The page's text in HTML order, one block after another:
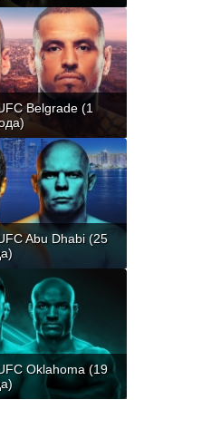
Belgrade (1
Abu Dhabi (25
Oklahoma (19